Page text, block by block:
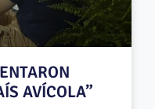
AVÍCOLA”